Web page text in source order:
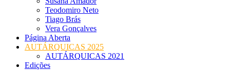
Teodomiro Neto
Tiago Brás
Vera Gonçalves
Página Aberta
AUTÁRQUICAS 2025
AUTÁRQUICAS 2021
Edições